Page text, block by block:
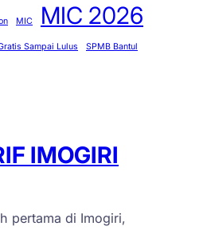
MIC MIC 2026
Sampai Lulus
SPMB Bantul
IMOGIRI
pertama di Imogiri,